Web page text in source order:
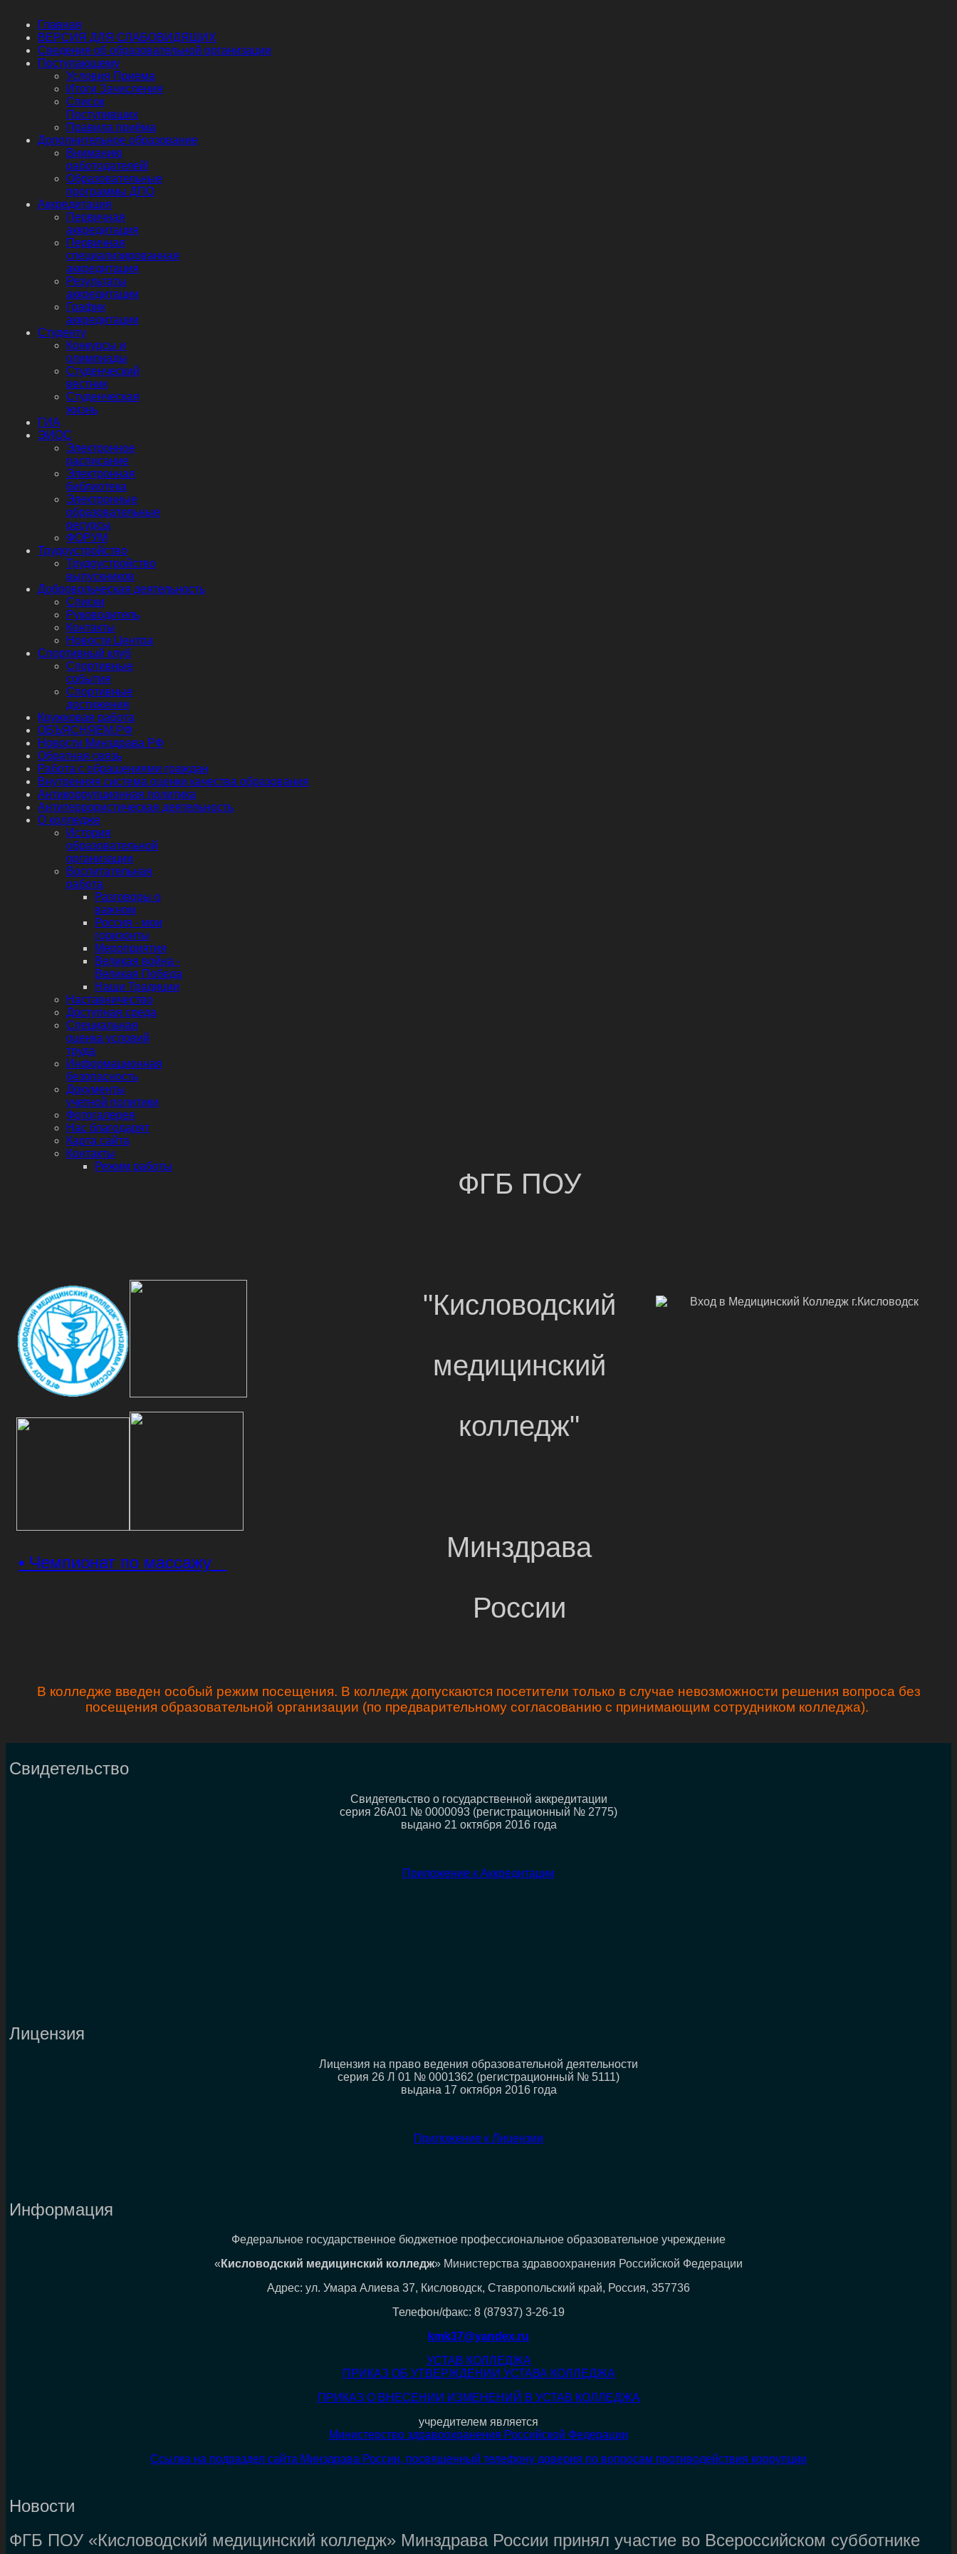
Главная
ВЕРСИЯ ДЛЯ СЛАБОВИДЯЩИХ
Сведения об образовательной организации
Поступающему
Условия Приема
Итоги Зачисления
Список
Поступивших
Правила приёма
Дополнительное образование
Вниманию
работодателей!
Образовательные
программы ДПО
Аккредитация
Первичная
аккредитация
Первичная
специализированная
аккредитация
Результаты
аккредитации
График
аккредитации
Студенту
Конкурсы и
олимпиады
Студенческий
вестник
Студенческая
жизнь
ГИА
ЭИОС
Электронное
расписание
Электронная
библиотека
Электронные
образовательные
ресурсы
ФОРУМ
Трудоустройство
Трудоустройство
выпускников
Добровольческая деятельность
Списки
Руководитель
Контакты
Новости Центра
Спортивный клуб
Спортивные
события
Спортивные
достижения
Кружковая работа
ОБЪЯСНЯЕМ.РФ
Новости Минздрава РФ
Обратная связь
Работа с обращениями граждан
Внутренняя система оценки качества образования
Антикоррупционная политика
Антитеррористическая деятельность
О колледже
История
образовательной
организации
Воспитательная
работа
Разговоры о
важном
Россия - мои
горизонты
Мероприятия
Великая война -
Великая Победа
Наши Традиции
Наставничество
Доступная среда
Специальная
оценка условий
труда
Информационная
безопасность
Документы
учетной политики
Фотогалерея
Нас благодарят
Карта сайта
Контакты
Режим работы
• Чемпионат по массажу
ФГБ ПОУ
"Кисловодский
медицинский
колледж"
Минздрава
России
В колледже введен особый режим посещения. В колледж допускаются посетители только в случае невозможности решения вопроса без
посещения образовательной организации (по предварительному согласованию с принимающим сотрудником колледжа).
Свидетельство
Свидетельство о государственной аккредитации
серия 26А01 № 0000093 (регистрационный № 2775)
выдано 21 октября 2016 года
Приложение к Аккредитации
Лицензия
Лицензия на право ведения образовательной деятельности
серия 26 Л 01 № 0001362 (регистрационный № 5111)
выдана 17 октября 2016 года
Приложение к Лицензии
Информация
Федеральное государственное бюджетное профессиональное образовательное учреждение
« Кисловодский медицинский колледж» Министерства здравоохранения Российской Федерации
Адрес: ул. Умара Алиева 37, Кисловодск, Ставропольский край, Россия, 357736
Телефон/факс: 8 (87937) 3-26-19
kmk37@yandex.ru
УСТАВ КОЛЛЕДЖА
ПРИКАЗ ОБ УТВЕРЖДЕНИИ УСТАВА КОЛЛЕДЖА
ПРИКАЗ О ВНЕСЕНИИ ИЗМЕНЕНИЙ В УСТАВ КОЛЛЕДЖА
учредителем является
Министерство здравоохранения Российской Федерации
Ссылка на подраздел сайта Минздрава России, посвященный телефону доверия по вопросам противодействия коррупции
Новости
ФГБ ПОУ «Кисловодский медицинский колледж» Минздрава России принял участие во Всероссийском субботнике